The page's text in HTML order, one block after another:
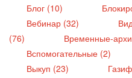
Блог (10)
Вебинар (32)
(76)
Временные-
Вспомогательные (2)
Выкуп (23)